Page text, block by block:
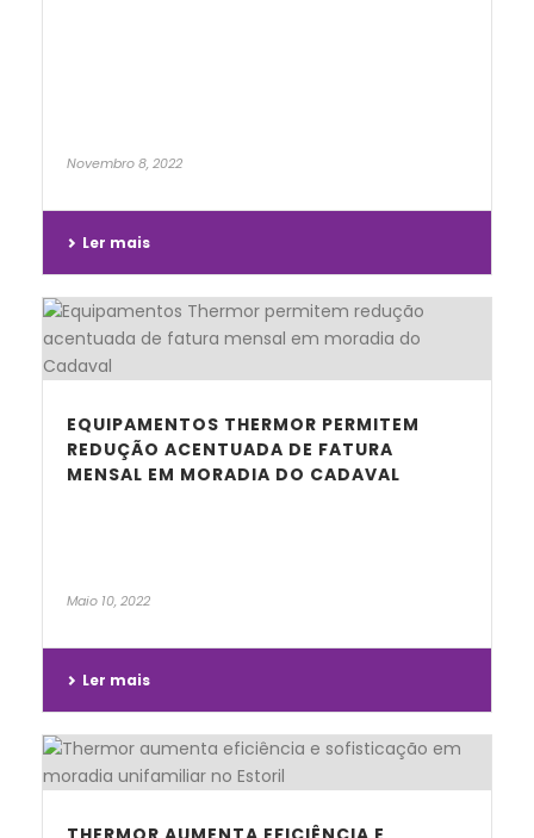
Novembro 8, 2022
Ler mais
EQUIPAMENTOS THERMOR PERMITEM
REDUÇÃO ACENTUADA DE FATURA
MENSAL EM MORADIA DO CADAVAL
Maio 10, 2022
Ler mais